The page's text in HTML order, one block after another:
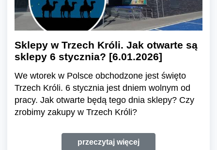
Sklepy w Trzech Króli. Jak otwarte są
sklepy 6 stycznia? [6.01.2026]
We wtorek w Polsce obchodzone jest święto
Trzech Króli. 6 stycznia jest dniem wolnym od
pracy. Jak otwarte będą tego dnia sklepy? Czy
zrobimy zakupy w Trzech Króli?
przeczytaj więcej